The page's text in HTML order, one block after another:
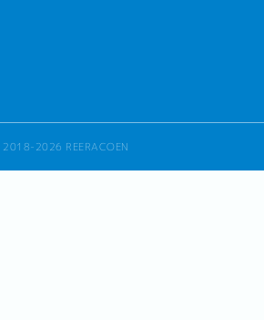
2026 REERACOEN